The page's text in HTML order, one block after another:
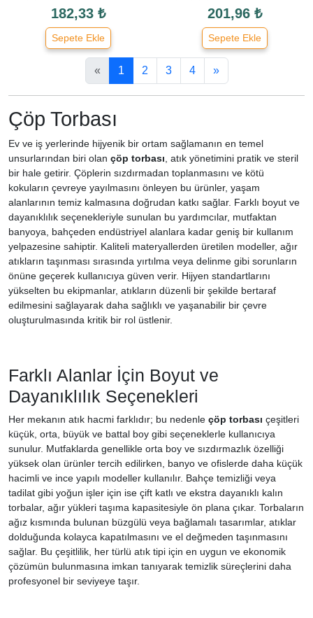
182,33 ₺
Sepete Ekle
201,96 ₺
Sepete Ekle
« 1 2 3 4 »
Çöp Torbası
Ev ve iş yerlerinde hijyenik bir ortam sağlamanın en temel
unsurlarından biri olan çöp torbası , atık yönetimini pratik ve steril
bir hale getirir. Çöplerin sızdırmadan toplanmasını ve kötü
kokuların çevreye yayılmasını önleyen bu ürünler, yaşam
alanlarının temiz kalmasına doğrudan katkı sağlar. Farklı boyut ve
dayanıklılık seçenekleriyle sunulan bu yardımcılar, mutfaktan
banyoya, bahçeden endüstriyel alanlara kadar geniş bir kullanım
yelpazesine sahiptir. Kaliteli materyallerden üretilen modeller, ağır
atıkların taşınması sırasında yırtılma veya delinme gibi sorunların
önüne geçerek kullanıcıya güven verir. Hijyen standartlarını
yükselten bu ekipmanlar, atıkların düzenli bir şekilde bertaraf
edilmesini sağlayarak daha sağlıklı ve yaşanabilir bir çevre
oluşturulmasında kritik bir rol üstlenir.
Farklı Alanlar İçin Boyut ve
Dayanıklılık Seçenekleri
Her mekanın atık hacmi farklıdır; bu nedenle çöp torbası çeşitleri
küçük, orta, büyük ve battal boy gibi seçeneklerle kullanıcıya
sunulur. Mutfaklarda genellikle orta boy ve sızdırmazlık özelliği
yüksek olan ürünler tercih edilirken, banyo ve ofislerde daha küçük
hacimli ve ince yapılı modeller kullanılır. Bahçe temizliği veya
tadilat gibi yoğun işler için ise çift katlı ve ekstra dayanıklı kalın
torbalar, ağır yükleri taşıma kapasitesiyle ön plana çıkar. Torbaların
ağız kısmında bulunan büzgülü veya bağlamalı tasarımlar, atıklar
dolduğunda kolayca kapatılmasını ve el değmeden taşınmasını
sağlar. Bu çeşitlilik, her türlü atık tipi için en uygun ve ekonomik
çözümün bulunmasına imkan tanıyarak temizlik süreçlerini daha
profesyonel bir seviyeye taşır.